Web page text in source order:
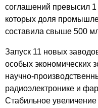
соглашений превысил 1
которых доля
составила свыше 500
Запуск 11 новых
особых экономических
научно-
радиоэлектронике и
Стабильное